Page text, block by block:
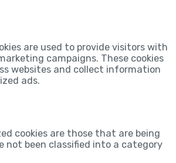
are used to provide visitors with
campaigns. These cookies
websites and collect information
ads.
cookies are those that are being
not been classified into a category